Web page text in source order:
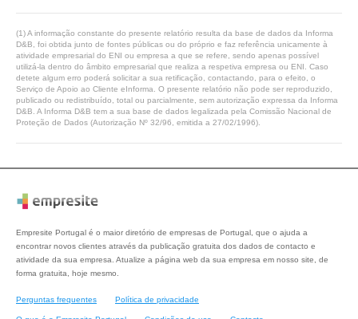
(1) A informação constante do presente relatório resulta da base de dados da Informa
D&B, foi obtida junto de fontes públicas ou do próprio e faz referência unicamente à
atividade empresarial do ENI ou empresa a que se refere, sendo apenas possível
utilizá-la dentro do âmbito empresarial que realiza a respetiva empresa ou ENI. Caso
detete algum erro poderá solicitar a sua retificação, contactando, para o efeito, o
Serviço de Apoio ao Cliente eInforma. O presente relatório não pode ser reproduzido,
publicado ou redistribuído, total ou parcialmente, sem autorização expressa da Informa
D&B. A Informa D&B tem a sua base de dados legalizada pela Comissão Nacional de
Proteção de Dados (Autorização Nº 32/96, emitida a 27/02/1996).
Empresite Portugal é o maior diretório de empresas de Portugal, que o ajuda a
encontrar novos clientes através da publicação gratuita dos dados de contacto e
atividade da sua empresa. Atualize a página web da sua empresa em nosso site, de
forma gratuita, hoje mesmo.
Perguntas frequentes Política de privacidade